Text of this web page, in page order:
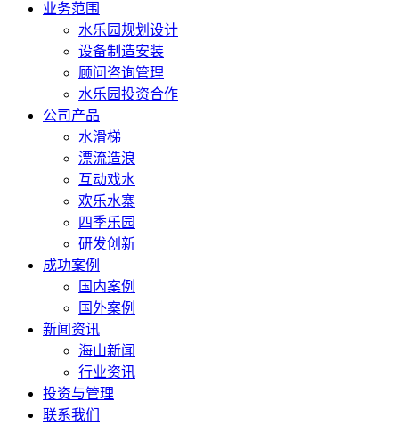
业务范围
水乐园规划设计
设备制造安装
顾问咨询管理
水乐园投资合作
公司产品
水滑梯
漂流造浪
互动戏水
欢乐水寨
四季乐园
研发创新
成功案例
国内案例
国外案例
新闻资讯
海山新闻
行业资讯
投资与管理
联系我们